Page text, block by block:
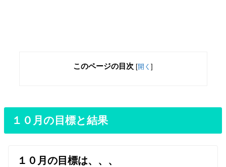
このページの目次 [開く ]
１０月の目標と結果
１０月の目標は、、、